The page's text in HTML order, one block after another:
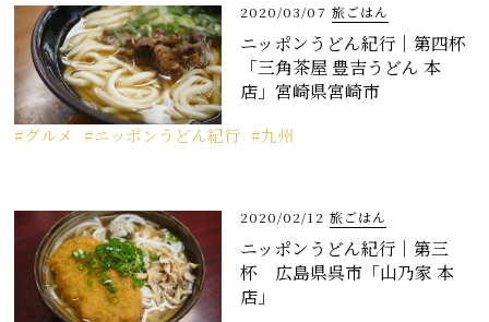
2020/03/07 旅ごはん
ニッポンうどん紀行｜第四杯
「三角茶屋 豊吉うどん 本
店」宮崎県宮崎市
グルメ ニッポンうどん紀行 九州
2020/02/12 旅ごはん
ニッポンうどん紀行｜第三
杯 広島県呉市「山乃家 本
店」